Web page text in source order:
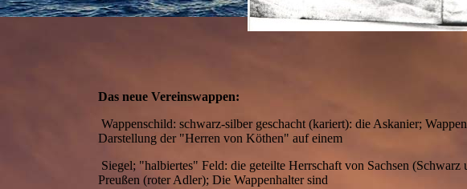
Das neue Vereinswappen:
Wappenschild: schwarz-silber geschacht (kariert): die Askanier;
Darstellung der "Herren von Köthen" auf einem
Siegel; "halbiertes" Feld: die geteilte Herrschaft von Sachsen
Preußen (roter Adler); Die Wappenhalter sind